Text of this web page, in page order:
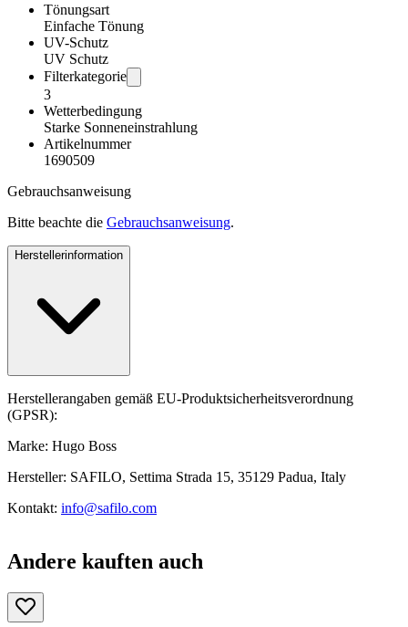
Tönungsart
Einfache Tönung
UV-Schutz
UV Schutz
Filterkategorie
3
Wetterbedingung
Starke Sonneneinstrahlung
Artikelnummer
1690509
Gebrauchsanweisung
Bitte beachte die Gebrauchsanweisung.
Herstellerinformation
Herstellerangaben gemäß EU-Produktsicherheitsverordnung
(GPSR):
Marke: Hugo Boss
Hersteller: SAFILO, Settima Strada 15, 35129 Padua, Italy
Kontakt: info@safilo.com
Andere kauften auch